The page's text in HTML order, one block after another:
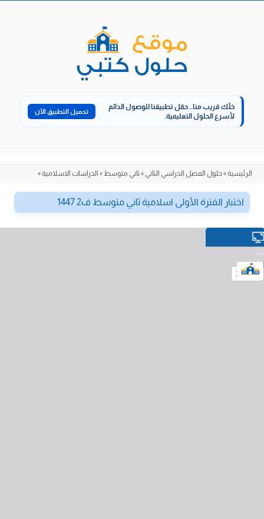
خلّك قريب منا.. حمّل تطبيقنا للوصول الدائم
لأسرع الحلول التعليمية.
تحميل التطبيق الآن
الرئيسية»حلول الفصل الدراسي الثاني» ثاني متوسط» الدراسات الاسلامية»
اختبار الفترة الأولى اسلامية ثاني متوسط ف2 1447